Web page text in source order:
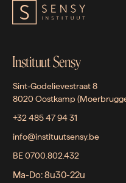
Instituut Sensy
Sint-Godelievestraat 8
8020 Oostkamp
+32 485 47 94 31
info@instituutsensy.be
BE 0700.802.432
Ma-Do: 8u30-22u